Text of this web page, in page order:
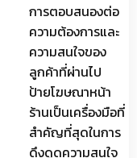
การตอบสนองต่อ
ความต้องการและ
ความสนใจของ
ลูกค้าที่ผ่านไป
ป้ายโฆษณาหน้า
ร้านเป็นเครื่องมือที่
สำคัญที่สุดในการ
ดึงดูดความสนใจ